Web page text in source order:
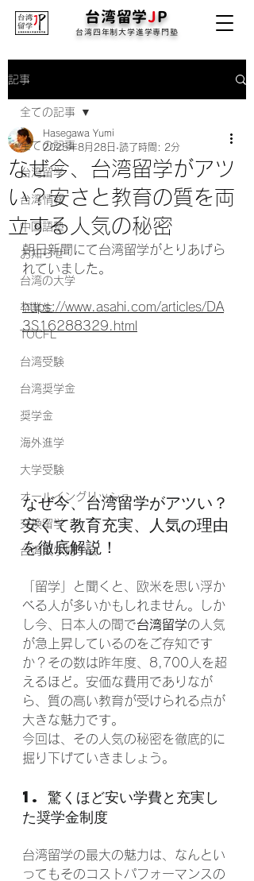
台湾留学JP
台湾四年制大学進学専門塾
記事
全ての記事
台湾留学
台湾情報
中国語塾
お知らせ
台湾の大学
卒業生
TOCFL
台湾受験
台湾奨学金
奨学金
海外進学
大学受験
オールイングリッシュ
交換留学
台湾大学見学会
全ての記事
なぜ今、台湾留学がアツ
い？安さと教育の質を両
立する人気の秘密
Hasegawa Yumi
2025年8月28日 読了時間: 2分
朝日新聞にて台湾留学がとりあげら
れていました。
https://www.asahi.com/articles/DA
3S16288329.html
なぜ今、台湾留学がアツい？
安くて教育充実、人気の理由
を徹底解説！
「留学」と聞くと、欧米を思い浮か
べる人が多いかもしれません。しか
し今、日本人の間で台湾留学の人気
が急上昇しているのをご存知です
か？その数は昨年度、8,700人を超
えるほど。安価な費用でありなが
ら、質の高い教育が受けられる点が
大きな魅力です。
今回は、その人気の秘密を徹底的に
掘り下げていきましょう。
1. 驚くほど安い学費と充実し
た奨学金制度
台湾留学の最大の魅力は、なんとい
ってもそのコストパフォーマンスの